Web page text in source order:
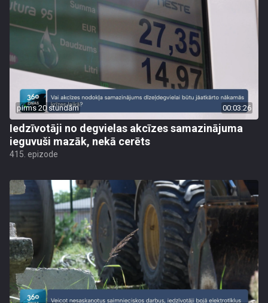
pirms 20 stundām 00:03:26
Iedzīvotāji no degvielas akcīzes samazinājuma
ieguvuši mazāk, nekā cerēts
415. epizode